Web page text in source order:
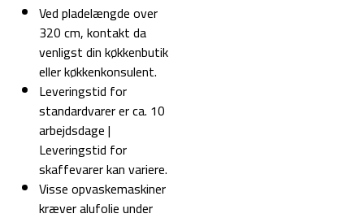
Ved pladelængde over
320 cm, kontakt da
venligst din køkkenbutik
eller køkkenkonsulent.
Leveringstid for
standardvarer er ca. 10
arbejdsdage |
Leveringstid for
skaffevarer kan variere.
Visse opvaskemaskiner
kræver alufolie under